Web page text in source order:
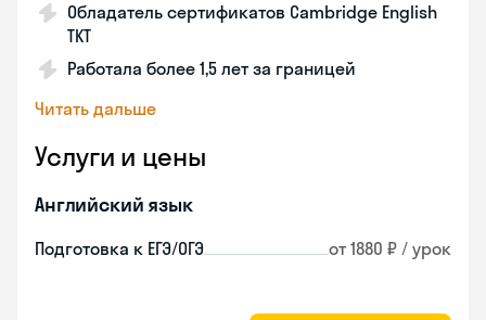
Обладатель сертификатов Cambridge English
TKT
Работала более 1,5 лет за границей
Читать дальше
Услуги и цены
Английский язык
Подготовка к ЕГЭ/ОГЭ от 1880 ₽ / урок